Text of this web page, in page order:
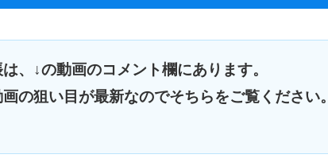
、↓の動画のコメント欄にあります。
の狙い目が最新なのでそちらをご覧ください。